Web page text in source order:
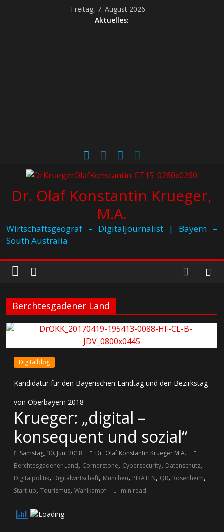
Freitag, 7. August 2026
Aktuelles:
Dr. Olaf Konstantin Krueger,
M.A.
Wirtschaftsgeograf – Digitaljournalist | Bayern –
South Australia
Berchtesgadener Land
Digitalblog
Kandidatur für den Bayerischen Landtag und den Bezirkstag
von Oberbayern 2018
Krueger: „digital –
konsequent und sozial“
Samstag, 30. Juni 2018
Dr. Olaf Konstantin Krueger M.A.
Berchtesgadener Land, Cornerstone, Cybersecurity, Datenschutz,
Digitalpolitik, Digitalwirtschaft, München, PIRATEN, QR, Rosenheim,
Start-up,Tourismus,Wahlkampf min read